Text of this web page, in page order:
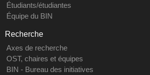
Étudiants/étudiantes
Équipe du BIN
Recherche
Axes de recherche
OST, chaires et équipes
BIN - Bureau des initiatives